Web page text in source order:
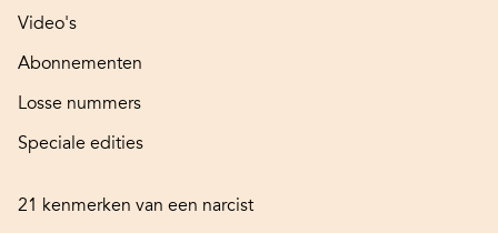
Video's
Abonnementen
Losse nummers
Speciale edities
21 kenmerken van een narcist